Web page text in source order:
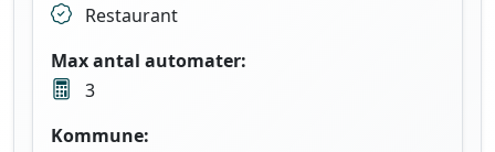
Restaurant
Max antal automater:
3
Kommune: